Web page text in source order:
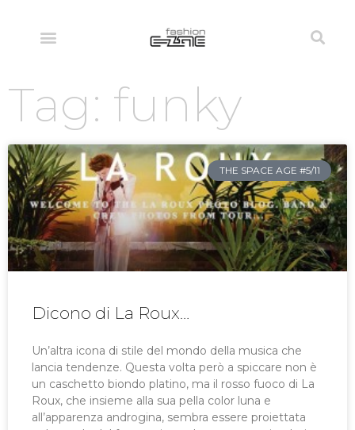
Tag: funky
THE SPACE AGE #5/11
Dicono di La Roux…
Un’altra icona di stile del mondo della musica che
lancia tendenze. Questa volta però a spiccare non è
un caschetto biondo platino, ma il rosso fuoco di La
Roux, che insieme alla sua pella color luna e
all’apparenza androgina, sembra essere proiettata